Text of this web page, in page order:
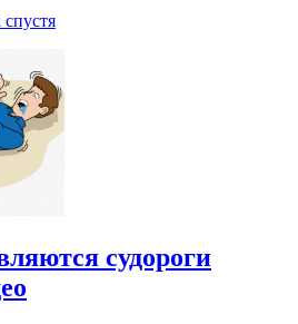
спустя
судороги